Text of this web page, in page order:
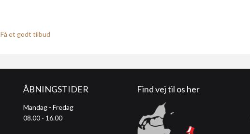
Få et godt tilbud
ÅBNINGSTIDER
Mandag - Fredag
08.00 - 16.00
Find vej til os her